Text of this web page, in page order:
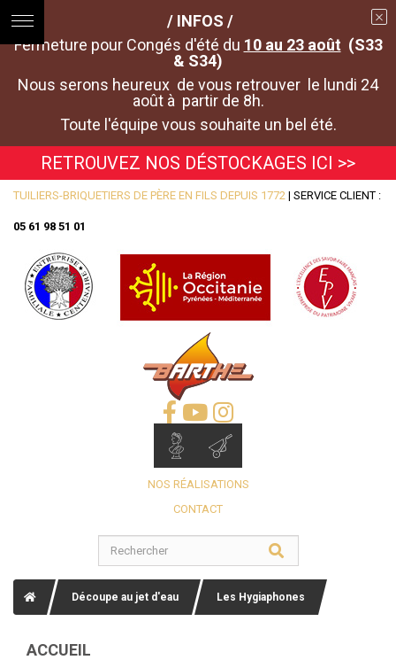
/ INFOS /
Fermeture pour Congés d'été du 10 au 23 août (S33
& S34)
Nous serons heureux de vous retrouver le lundi 24
août à partir de 8h.
Toute l'équipe vous souhaite un bel été.
RETROUVEZ NOS DÉSTOCKAGES ICI >>
TUILIERS-BRIQUETIERS DE PÈRE EN FILS DEPUIS 1772 | SERVICE CLIENT :
05 61 98 51 01
NOS RÉALISATIONS
CONTACT
Découpe au jet d'eau Les Hygiaphones
ACCUEIL